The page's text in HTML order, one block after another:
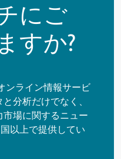
にご
すか?
ンライン情報サービ
分析だけでなく、
場に関するニュー
以上で提供してい